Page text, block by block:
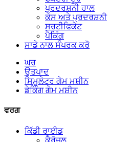
ਪ੍ਰਦਰਸ਼ਨੀ ਹਾਲ
ਕੇਸ ਅਤੇ ਪ੍ਰਦਰਸ਼ਨੀ
ਸਰਟੀਫਿਕੇਟ
ਪੈਕਿੰਗ
ਸਾਡੇ ਨਾਲ ਸੰਪਰਕ ਕਰੋ
ਘਰ
ਉਤਪਾਦ
ਸਿਮੂਲੇਟਰ ਗੇਮ ਮਸ਼ੀਨ
ਡੇਕਿੰਗ ਗੇਮ ਮਸ਼ੀਨ
ਵਰਗ
ਕਿੱਡੀ ਰਾਈਡ
ਕੈਰੋਜ਼ਲ